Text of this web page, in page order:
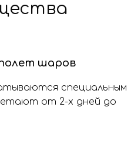
шаров
специальным
от 2-х дней до